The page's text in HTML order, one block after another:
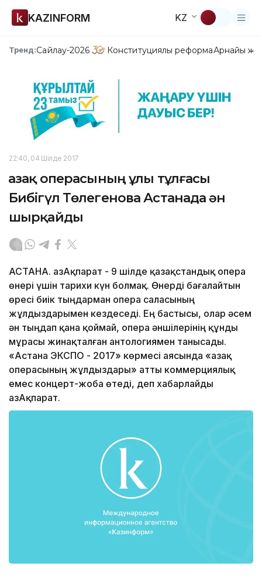
KAZINFORM KZ
Тренд:Сайлау-2026 Конституциялық реформаАрнайы
22:40, 04 Шілде 2017
Қазақ операсының ұлы тұлғасы
Бибігүл Төлегенова Астанада ән
шырқайды
АСТАНА. ҚазАқпарат - 9 шілде қазақстандық опера
өнері үшін тарихи күн болмақ. Өнерді бағалайтын
өресі биік тыңдарман опера саласының
жұлдыздарымен кездеседі. Ең бастысы, олар әсем
ән тыңдап қана қоймай, опера әншілерінің құнды
мұрасы жинақталған антологиямен танысады.
«Астана ЭКСПО - 2017» көрмесі аясында «Қазақ
операсының жұлдыздары» атты коммерциялық
емес концерт-жоба өтеді, деп хабарлайды
ҚазАқпарат.